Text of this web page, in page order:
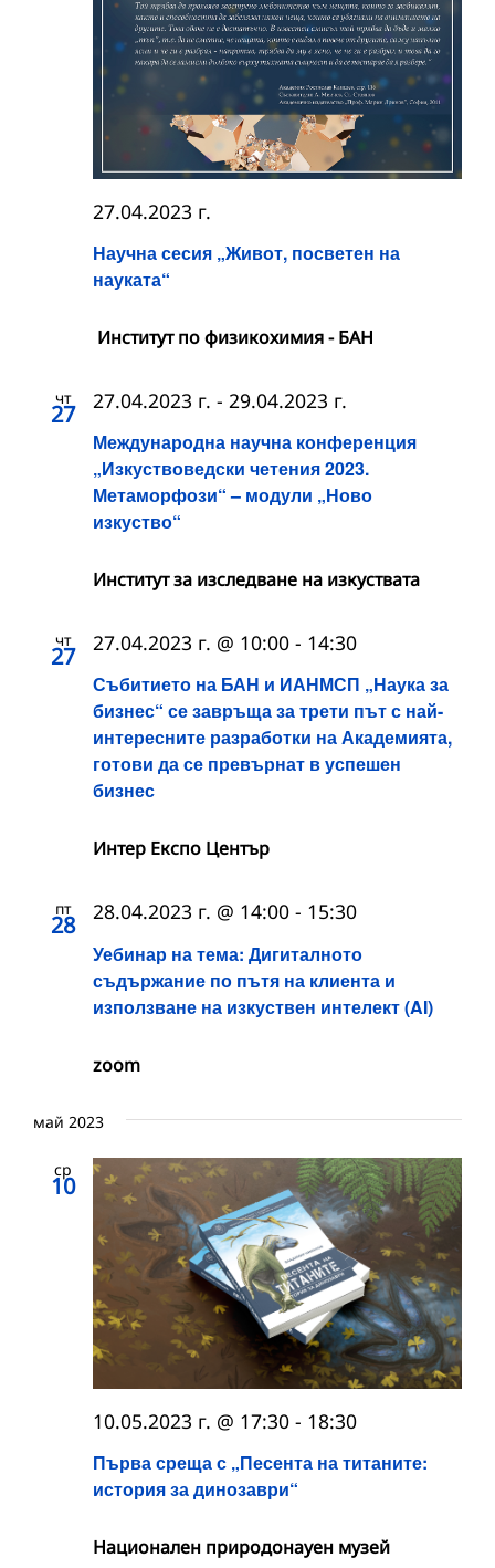
Научна сесия „Живот, посветен на
науката“
27.04.2023 г.
Институт по физикохимия - БАН
чт
27
Международна научна конференция
„Изкуствоведски четения 2023.
Метаморфози“ – модули „Ново
изкуство“
27.04.2023 г. - 29.04.2023 г.
Институт за изследване на изкуствата
чт
27
Събитието на БАН и ИАНМСП „Наука за
бизнес“ се завръща за трети път с най-
интересните разработки на Академията,
готови да се превърнат в успешен
бизнес
27.04.2023 г. @ 10:00 - 14:30
Интер Експо Център
пт
28
Уебинар на тема: Дигиталното
съдържание по пътя на клиента и
използване на изкуствен интелект (AI)
28.04.2023 г. @ 14:00 - 15:30
zoom
май 2023
ср
10
Първа среща с „Песента на титаните:
история за динозаври“
10.05.2023 г. @ 17:30 - 18:30
Национален природонауен музей